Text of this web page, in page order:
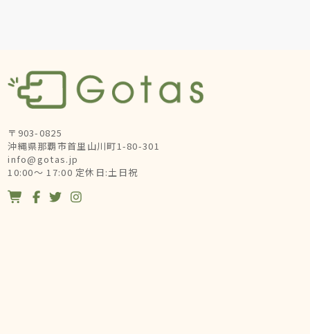
〒903-0825
沖縄県那覇市首里山川町1-80-301
info@gotas.jp
10:00～ 17:00 定休日:土日祝
   